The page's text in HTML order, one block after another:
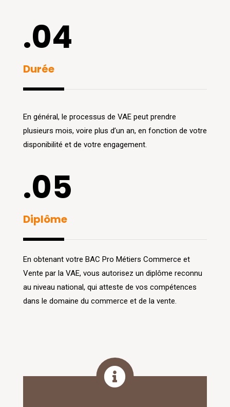
.04
Durée
En général, le processus de VAE peut prendre
plusieurs mois, voire plus d’un an, en fonction de votre
disponibilité et de votre engagement.
.05
Diplôme
En obtenant votre BAC Pro Métiers Commerce et
Vente par la VAE, vous autorisez un diplôme reconnu
au niveau national, qui atteste de vos compétences
dans le domaine du commerce et de la vente.
